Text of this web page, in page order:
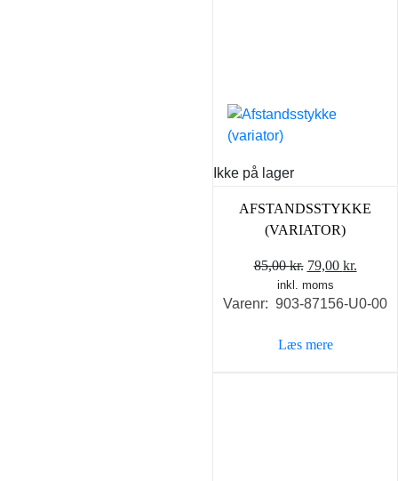
Ikke på lager
AFSTANDSSTYKKE
(VARIATOR)
85,00kr. Den
oprindelige
pris
85,00 kr..
79,00 kr.
pris
inkl. moms
Varenr: 903-87156-U0-00
Læs mere